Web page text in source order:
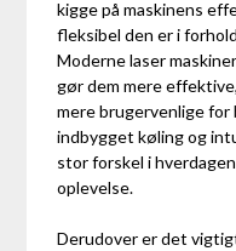
kigge på maskinens
fleksibel den er i
Moderne laser
gør dem mere
mere brugervenlige for
indbygget køling og
stor forskel i
oplevelse.
Derudover er det